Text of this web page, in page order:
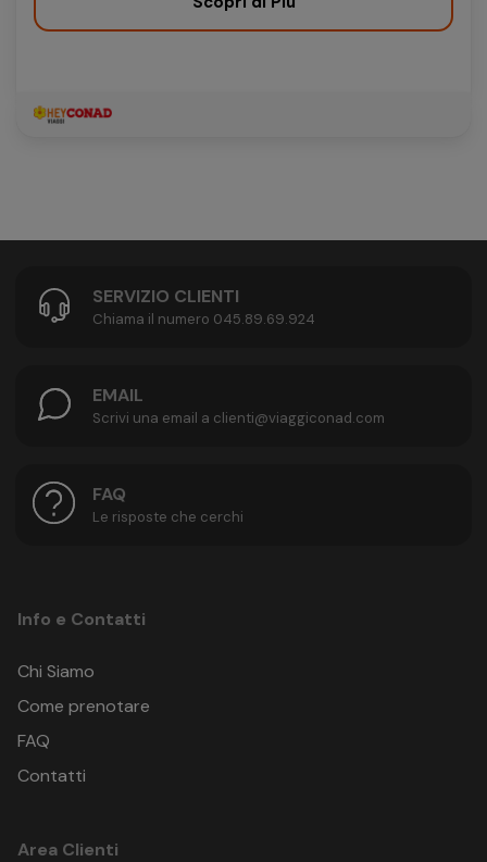
SERVIZIO CLIENTI
Chiama il numero 045.89.69.924
EMAIL
Scrivi una email a clienti@viaggiconad.com
FAQ
Le risposte che cerchi
Info e Contatti
Chi Siamo
Come prenotare
FAQ
Contatti
Area Clienti